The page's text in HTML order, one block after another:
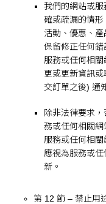
我們的網站或
確或疏漏的情
活動、優惠、
保留修正任何
服務或任何相
更或更新資訊
交訂單之後) 通
除非法律要求
務或任何相關
服務或任何相
應視為服務或
新。
第 12 節 – 禁止用